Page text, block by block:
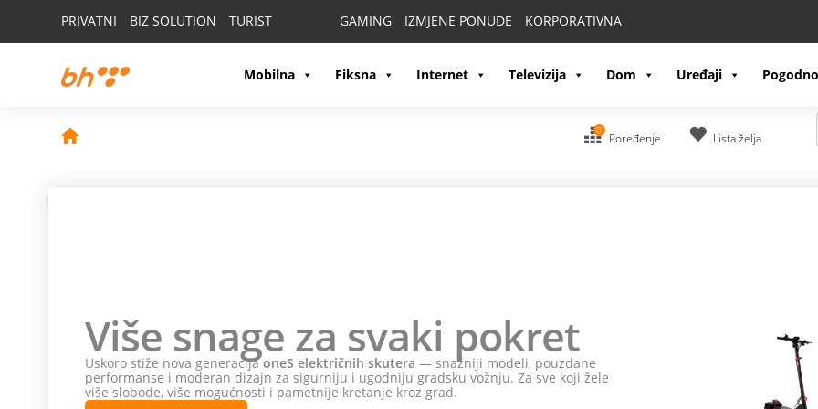
PRIVATNI BIZ SOLUTION TURIST GAMING IZMJENE PONUDE KORPORATIVNA
Mobilna Fiksna Internet Televizija Dom Uređaji
0
Poređenje Lista želja
Više snage za svaki pokret
Uskoro stiže nova generacijaoneS električnih skutera — snažniji modeli, pouzdane
performanse i moderan dizajn za sigurniju i ugodniju gradsku vožnju. Za sve koji žele
više slobode, više mogućnosti i pametnije kretanje kroz grad.